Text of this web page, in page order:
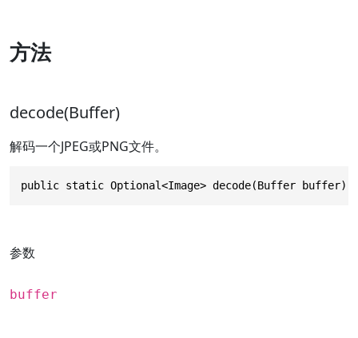
方法
decode(Buffer)
解码一个JPEG或PNG文件。
public static Optional<Image> decode(Buffer buffer)
参数
buffer